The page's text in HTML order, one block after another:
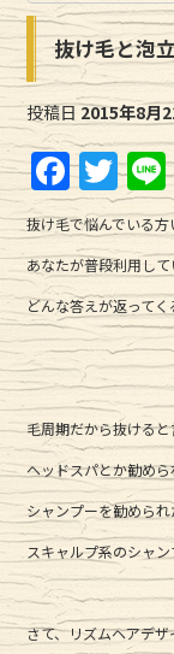
抜け毛と泡
投稿日2015年8月
F
a
c
e
b
o
o
k
T
w
it
te
r
抜け毛で悩んでいる
あなたが普段利用し
どんな答えが返って
毛周期だから抜ける
ヘッドスパとか勧め
シャンプーを勧めら
スキャルプ系のシャ
さて、リズムヘアデ